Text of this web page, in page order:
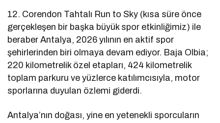
12. Corendon Tahtalı Run to Sky (kısa süre önce
gerçekleşen bir başka büyük spor etkinliğimiz) ile
beraber Antalya, 2026 yılının en aktif spor
şehirlerinden biri olmaya devam ediyor. Baja Olbia;
220 kilometrelik özel etapları, 424 kilometrelik
toplam parkuru ve yüzlerce katılımcısıyla, motor
sporlarına duyulan özlemi giderdi.
Antalya’nın doğası, yine en yetenekli sporcuların